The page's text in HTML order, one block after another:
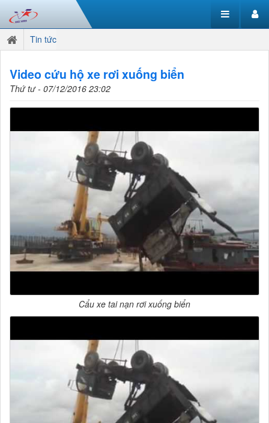
Tin tức
Video cứu hộ xe rơi xuống biển
Thứ tư - 07/12/2016 23:02
Cẩu xe tai nạn rơi xuống biển